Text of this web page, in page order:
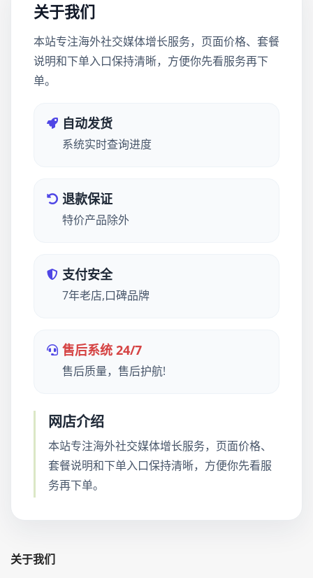
关于我们
本站专注海外社交媒体增长服务，页面价格、套餐
说明和下单入口保持清晰，方便你先看服务再下
单。
自动发货
系统实时查询进度
退款保证
特价产品除外
支付安全
7年老店,口碑品牌
售后系统 24/7
售后质量，售后护航!
网店介绍
本站专注海外社交媒体增长服务，页面价格、
套餐说明和下单入口保持清晰，方便你先看服
务再下单。
关于我们